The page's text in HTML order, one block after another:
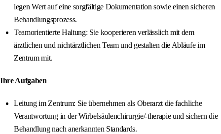
legen Wert auf eine sorgfältige Dokumentation sowie einen sicheren
Behandlungsprozess.
Teamorientierte Haltung: Sie kooperieren verlässlich mit dem
ärztlichen und nichtärztlichen Team und gestalten die Abläufe im
Zentrum mit.
Ihre Aufgaben
Leitung im Zentrum: Sie übernehmen als Oberarzt die fachliche
Verantwortung in der Wirbelsäulenchirurgie/-therapie und sichern die
Behandlung nach anerkannten Standards.